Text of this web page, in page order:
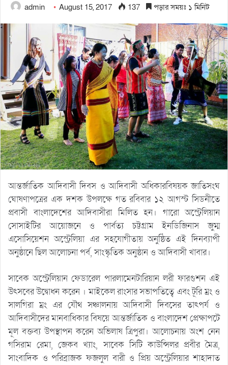
admin August 15, 2017 137 পড়ার সময়ঃ ১ মিনিট
আন্তর্জাতিক আদিবাসী দিবস ও আদিবাসী অধিকারবিষয়ক জাতিসংঘ
ঘোষণাপত্রের এক দশক উপলক্ষে গত রবিবার ১২ আগস্ট সিডনীতে
প্রবাসী বাংলাদেশের আদিবাসীরা মিলিত হন। গারো অস্ট্রেলিয়ান
সোসাইটির আয়োজনে ও পার্বত্য চট্টগ্রাম ইনডিজিনাস জুম্ম
এসোসিয়েশন অস্ট্রেলিয়া এর সহযোগীতায় অনুষ্ঠিত এই দিনব্যাপী
অনুষ্ঠানে ছিল আলোচনা পর্ব, সাংস্কৃতিক অনুষ্ঠান ও আদিবাসী খাবার।
সাবেক অস্ট্রেলিয়ান ফেডারেল পারলামেনটারিয়ান লরী ফারগুশন এই
উৎসবের উদ্বোধন করেন । মাইকেল রাংসার সভাপতিত্বে এবং টূরি ম্রং ও
সালগিরা ম্রং এর যৌথ সঞ্চালনায় আদিবাসী দিবসের তাৎপর্য ও
আদিবাসীদের মানবাধিকার বিষয়ে আন্তর্জাতিক ও বাংলাদেশ প্রেক্ষাপটে
মূল বক্তব্য উপস্থাপন করেন অভিলাষ ত্রিপুরা। আলোচনায় অংশ নেন
গসিরাম রেমা, জেকব খ্যাং, সাবেক সিটি কাউন্সিলর প্রবীর মৈত্র,
সাংবাদিক ও পরিব্রাজক ফজলুল বারী ও প্রিয় অস্ট্রেলিয়ার শাহাদাত